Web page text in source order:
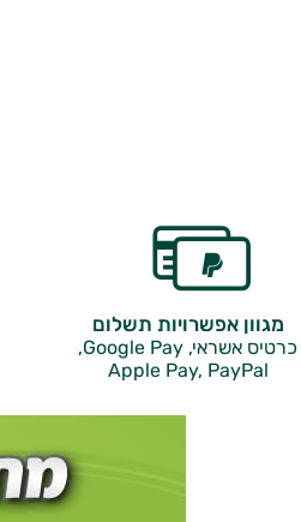
מגוון אפשרויות תשלום
כרטיס אשראי, Google Pay,
Apple Pay, PayPal